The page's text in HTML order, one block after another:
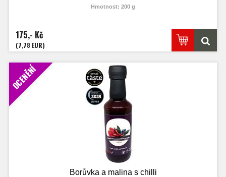
Hmotnost: 200 g
175,- Kč
(7,78 EUR)
OCENĚNÍ
Borůvka a malina s chilli